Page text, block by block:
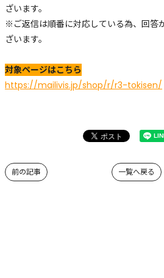
ざいます。
※ご返信は順番に対応している為、回答
ざいます。
対象ページはこちら
https://mailivis.jp/shop/r/r3-tokisen/
一覧へ戻る
前の記事